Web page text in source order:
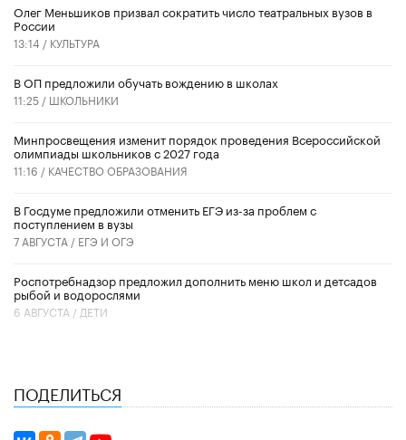
Олег Меньшиков призвал сократить число театральных вузов в
России
13:14 / КУЛЬТУРА
В ОП предложили обучать вождению в школах
11:25 / ШКОЛЬНИКИ
Минпросвещения изменит порядок проведения Всероссийской
олимпиады школьников с 2027 года
11:16 / КАЧЕСТВО ОБРАЗОВАНИЯ
В Госдуме предложили отменить ЕГЭ из-за проблем с
поступлением в вузы
7 АВГУСТА / ЕГЭ И ОГЭ
Роспотребнадзор предложил дополнить меню школ и детсадов
рыбой и водорослями
6 АВГУСТА / ДЕТИ
ПОДЕЛИТЬСЯ